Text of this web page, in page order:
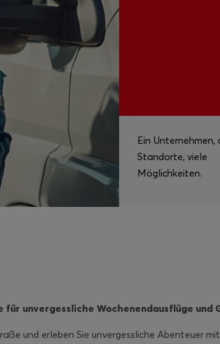
Ein Unternehmen,
Standorte, viele
Möglichkeiten.
unvergessliche Wochenendausflüge und
und erleben Sie unvergessliche Abenteuer